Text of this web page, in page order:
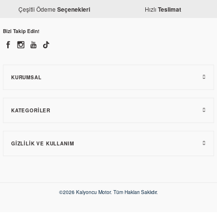
Çeşitli Ödeme Seçenekleri Hızlı Teslimat
Bizi Takip Edin!
KURUMSAL
KATEGORILER
GIZLILIK VE KULLANIM
©2026 Kalyoncu Motor. Tüm Hakları Saklıdır.